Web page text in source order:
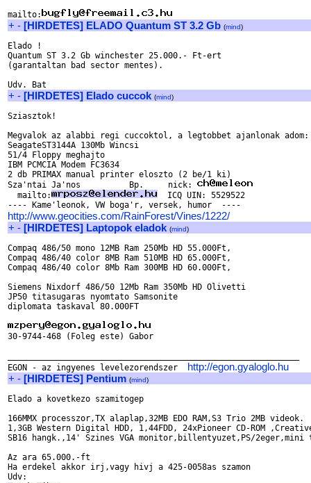
mailto:
+ - [HIRDETES] ELADO Quantum ST 3.2 Gb (mind)
Elado !
Quantum ST 3.2 Gb winchester 25.000.- Ft-ert
(garantaltan bad sector mentes).
+ - [HIRDETES] Elado cuccok (mind)
Sziasztok!
Megvalok az alabbi regi cuccoktol, a legtobbet ajanlonak adom:
SeagateST3144A 130Mb Wincsi
51/4 Floppy meghajto
IBM PCMCIA Modem FC3634
2 db PRIMAX manual printer eloszto (2 be/1 ki)
Sza'ntai Ja'nos          Bp.     nick:
  mailto:
  ICQ UIN: 5529522
http://www.geocities.com/RainForest/Vines/1222/
+ - [HIRDETES] Laptopok eladok (mind)
Compaq 486/50 mono 12MB Ram 250Mb HD 55.000Ft,
Compaq 486/40 color 8MB Ram 510MB HD 65.000Ft,
Compaq 486/40 color 8Mb Ram 300MB HD 60.000Ft,
Siemens Nixdorf 486/50 12Mb Ram 350Mb HD Olivetti
JP50 titasugaras nyomtato Samsonite
diplomata taskaval 80.000FT
30-9744-468 (Foleg este) Gabor
EGON - az ingyenes levelezorendszer http://egon.gyaloglo.hu
+ - [HIRDETES] Pentium (mind)
Elado a kovetkezo szamitogep
166MMX processzor,TX alaplap,32MB EDO RAM,S3 Trio 2MB videok.
1,3GB Western Digital HDD, 1,44FDD, 24xPioneer CD-ROM
SB16 hangk.,14' Szines VGA monitor,billentyuzet,PS/2eger,mini
Az ara 65.000.-ft
Ha erdekel akkor irj,vagy hivj a 425-0058as szamon
Udv: